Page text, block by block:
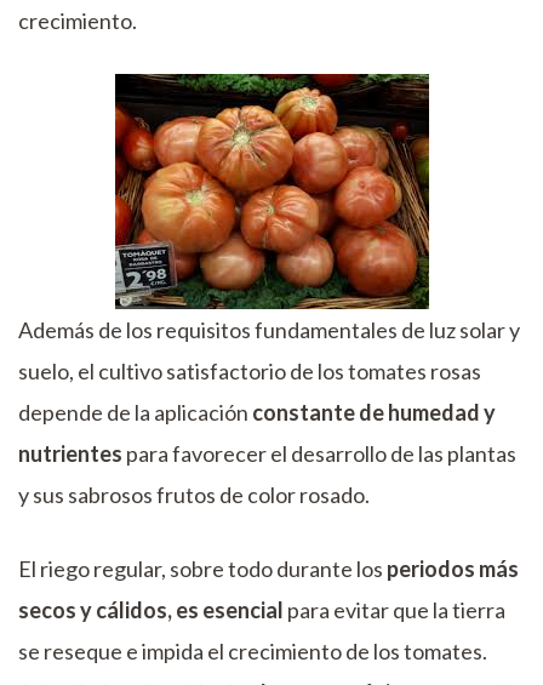
crecimiento.
Además de los requisitos fundamentales de luz solar y
suelo, el cultivo satisfactorio de los tomates rosas
depende de la aplicación constante de humedad y
nutrientes para favorecer el desarrollo de las plantas
y sus sabrosos frutos de color rosado.
El riego regular, sobre todo durante los periodos más
secos y cálidos, es esencial para evitar que la tierra
se reseque e impida el crecimiento de los tomates.